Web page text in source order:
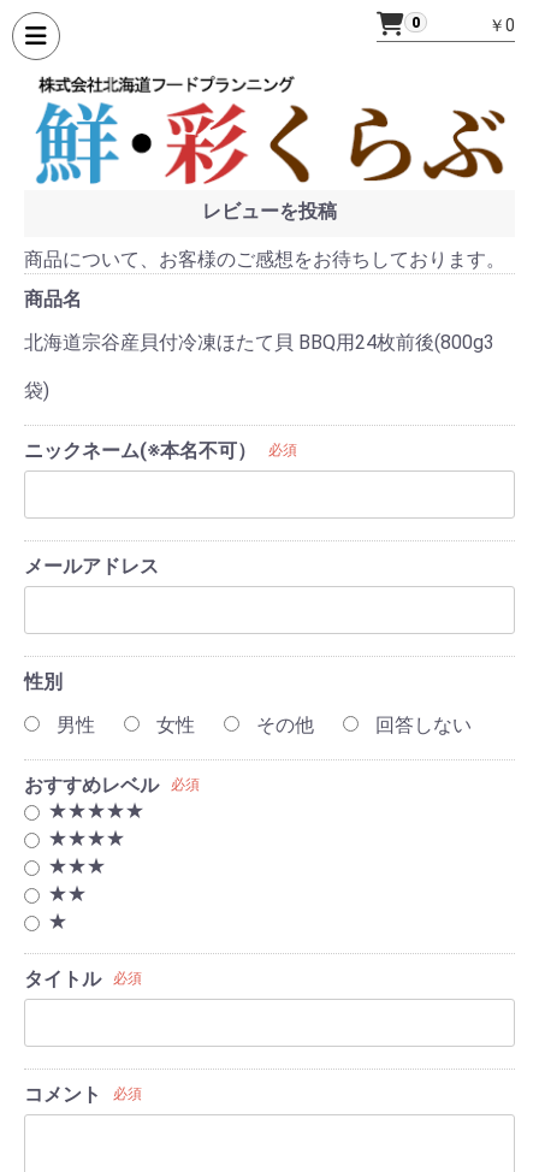
0 ￥0
レビューを投稿
商品について、お客様のご感想をお待ちしております。
商品名
北海道宗谷産貝付冷凍ほたて貝 BBQ用24枚前後(800g3
袋)
ニックネーム(※本名不可） 必須
メールアドレス
性別
男性
女性 その他 回答しない
おすすめレベル 必須
★★★★★
★★★★
★★★
★★
★
タイトル 必須
コメント 必須